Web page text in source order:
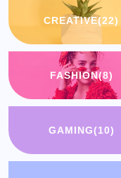
CREATIVE(22)
FASHION(8)
GAMING(10)